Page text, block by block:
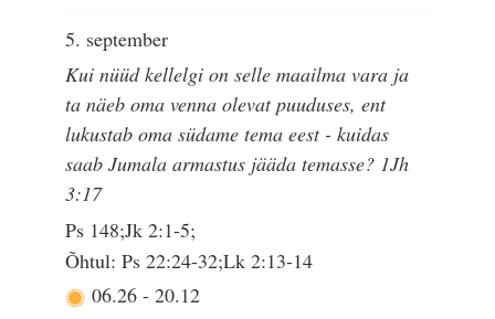
5. september
Kui nüüd kellelgi on selle maailma vara ja
ta näeb oma venna olevat puuduses, ent
lukustab oma südame tema eest - kuidas
saab Jumala armastus jääda temasse? 1Jh
3:17
Ps 148;Jk 2:1-5;
Õhtul: Ps 22:24-32;Lk 2:13-14
06.26 - 20.12